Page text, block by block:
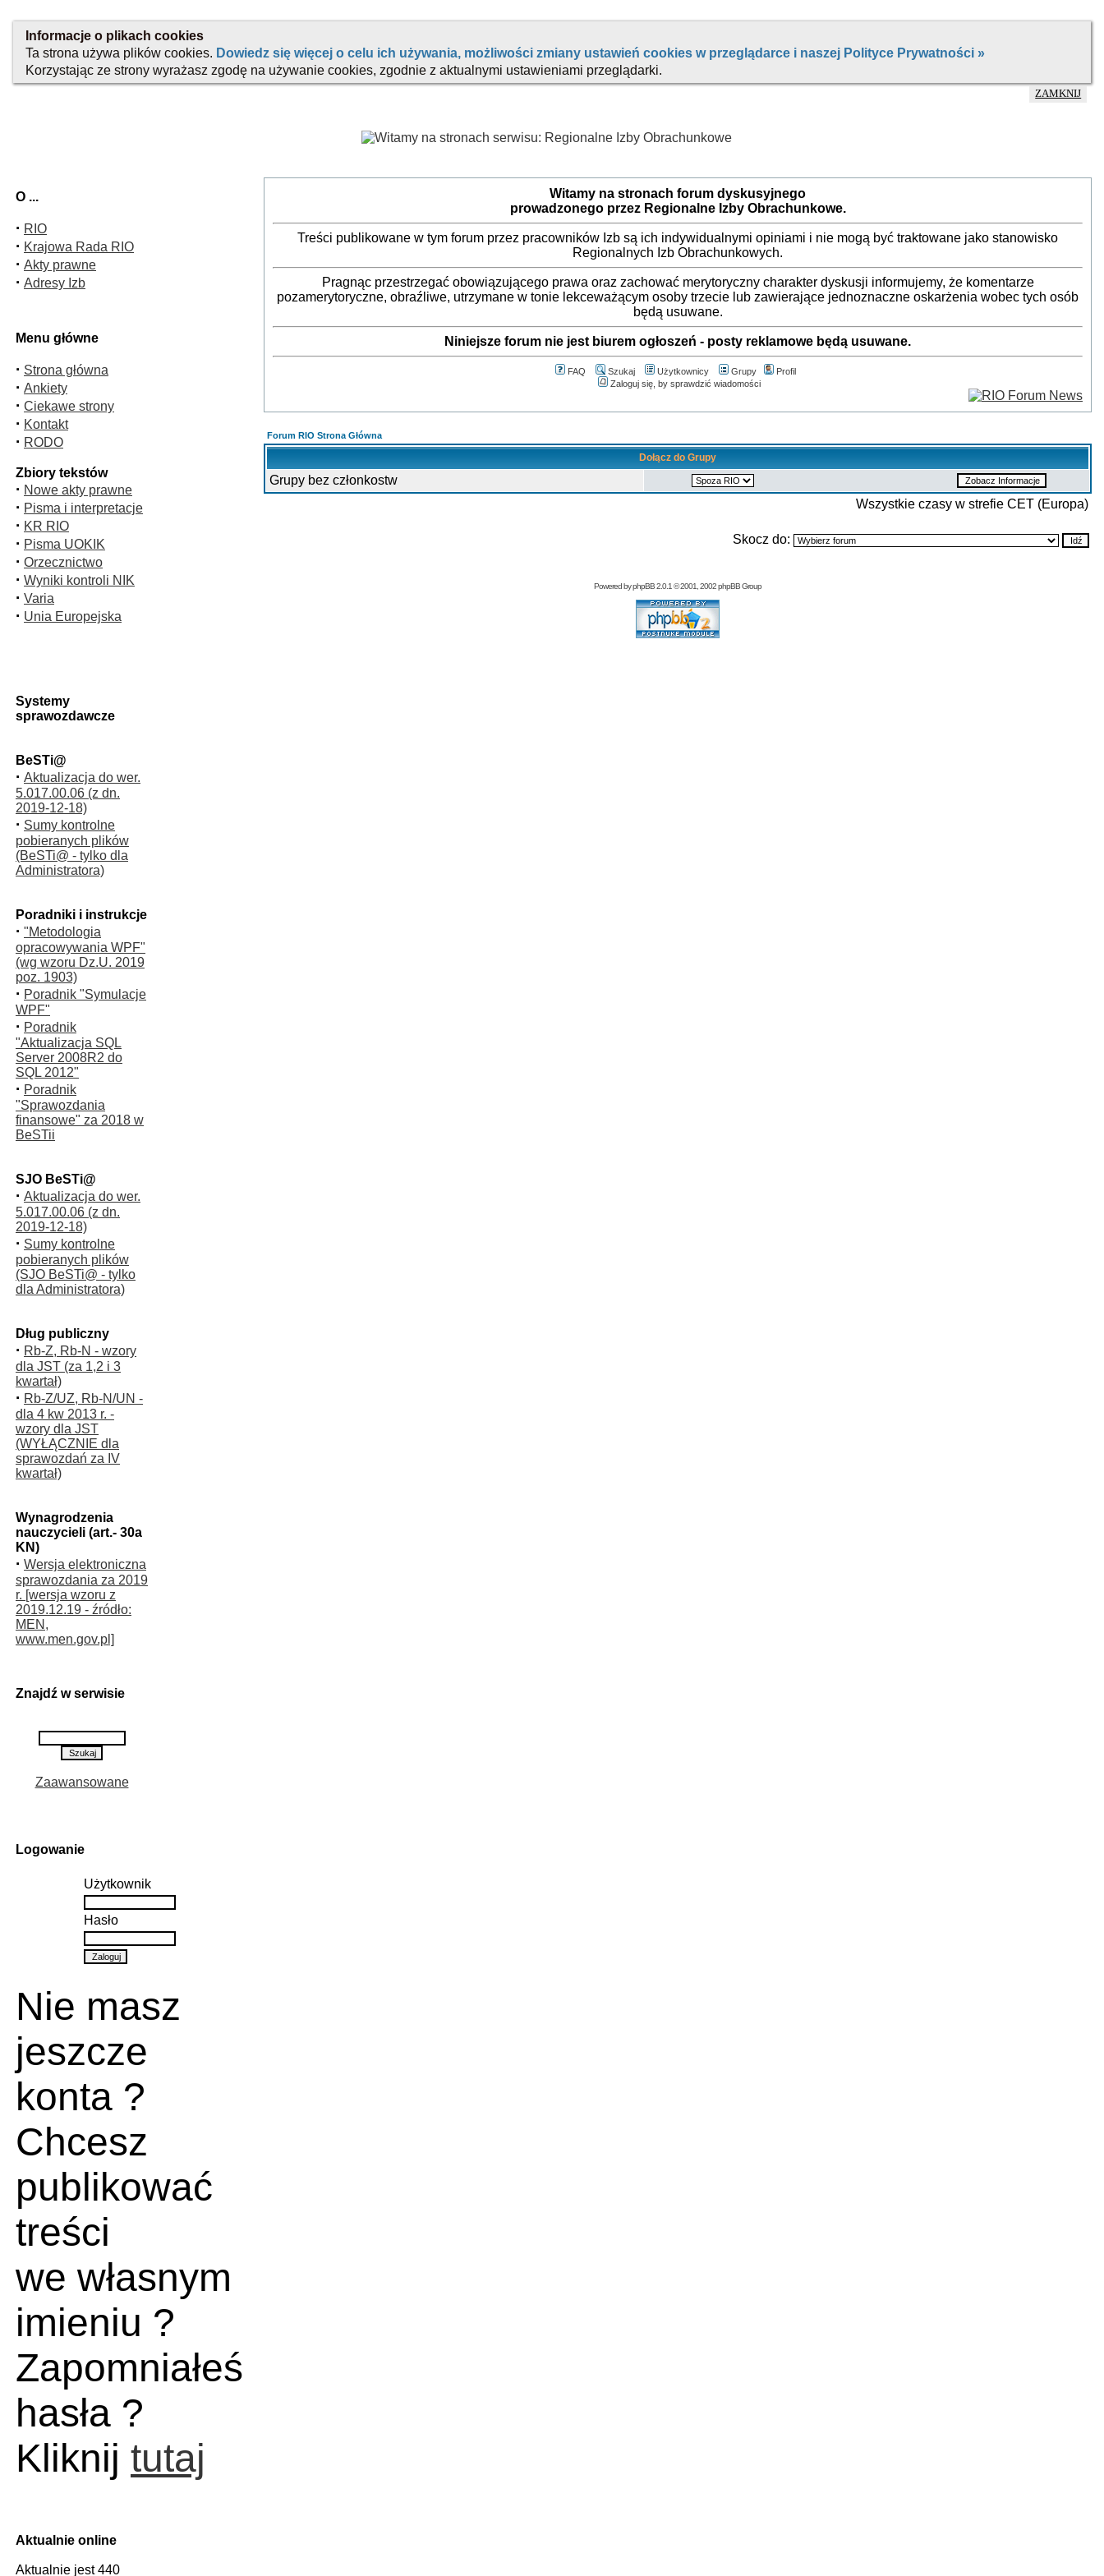
ZAMKNIJ
O ...
· RIO
· Krajowa Rada RIO
· Akty prawne
· Adresy Izb
Menu główne
· Strona główna
· Ankiety
· Ciekawe strony
· Kontakt
· RODO
Zbiory tekstów
· Nowe akty prawne
· Pisma i interpretacje
· KR RIO
· Pisma UOKIK
· Orzecznictwo
· Wyniki kontroli NIK
· Varia
· Unia Europejska
Systemy
sprawozdawcze
BeSTi@
· Aktualizacja do wer.
5.017.00.06 (z dn.
2019-12-18)
· Sumy kontrolne
pobieranych plików
(BeSTi@ - tylko dla
Administratora)
Poradniki i instrukcje
· "Metodologia
opracowywania WPF"
(wg wzoru Dz.U. 2019
poz. 1903)
· Poradnik "Symulacje
WPF"
· Poradnik
"Aktualizacja SQL
Server 2008R2 do
SQL 2012"
· Poradnik
"Sprawozdania
finansowe" za 2018 w
BeSTii
SJO BeSTi@
· Aktualizacja do wer.
5.017.00.06 (z dn.
2019-12-18)
· Sumy kontrolne
pobieranych plików
(SJO BeSTi@ - tylko
dla Administratora)
Dług publiczny
· Rb-Z, Rb-N - wzory
dla JST (za 1,2 i 3
kwartał)
· Rb-Z/UZ, Rb-N/UN -
dla 4 kw 2013 r. -
wzory dla JST
(WYŁĄCZNIE dla
sprawozdań za IV
kwartał)
Wynagrodzenia
nauczycieli (art.- 30a
KN)
· Wersja elektroniczna
sprawozdania za 2019
r. [wersja wzoru z
2019.12.19 - źródło:
MEN,
www.men.gov.pl]
Znajdź w serwisie
Zaawansowane
Logowanie
Użytkownik
Hasło
Nie masz
jeszcze
konta ?
Chcesz
publikować
treści
we własnym
imieniu ?
Zapomniałeś
hasła ?
Kliknij tutaj
Aktualnie online
Aktualnie jest 440
Witamy na stronach forum dyskusyjnego
prowadzonego przez Regionalne Izby Obrachunkowe.
Treści publikowane w tym forum przez pracowników Izb są ich indywidualnymi opiniami i nie mogą być traktowane jako stanowisko
Regionalnych Izb Obrachunkowych.
Pragnąc przestrzegać obowiązującego prawa oraz zachować merytoryczny charakter dyskusji informujemy, że komentarze
pozamerytoryczne, obraźliwe, utrzymane w tonie lekceważącym osoby trzecie lub zawierające jednoznaczne oskarżenia wobec tych osób
będą usuwane.
Niniejsze forum nie jest biurem ogłoszeń - posty reklamowe będą usuwane.
FAQ Szukaj Użytkownicy Grupy
Profil
Zaloguj się, by sprawdzić wiadomości
Forum RIO Strona Główna
Dołącz do Grupy
Grupy bez członkostw
Wszystkie czasy w strefie CET (Europa)
Skocz do:
Powered byphpBB2.0.1 © 2001, 2002 phpBB Group